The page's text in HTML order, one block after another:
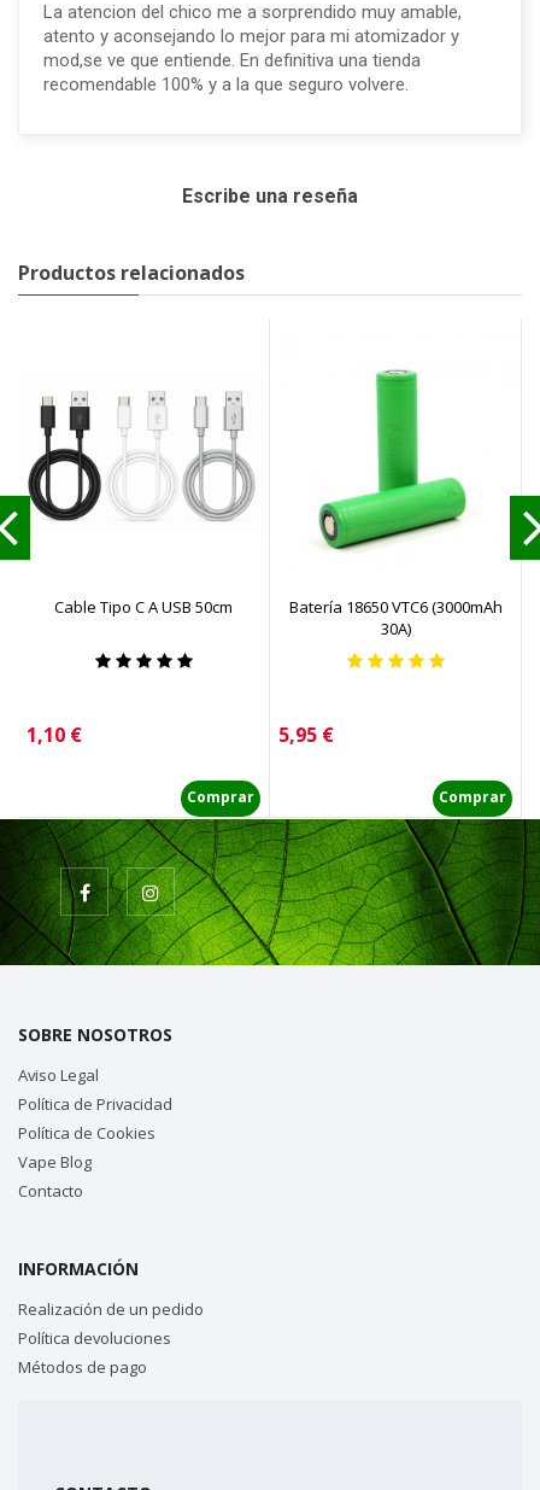
La atencion del chico me a sorprendido muy amable,
atento y aconsejando lo mejor para mi atomizador y
mod,se ve que entiende. En definitiva una tienda
recomendable 100% y a la que seguro volvere.
Escribe una reseña
Productos relacionados
Cable Tipo C A USB 50cm
Precio
1,10 €
Comprar
Batería 18650 VTC6 (3000mAh
30A)
Precio
5,95 €
Comprar
SOBRE NOSOTROS
Aviso Legal
Política de Privacidad
Política de Cookies
Vape Blog
Contacto
INFORMACIÓN
Realización de un pedido
Política devoluciones
Métodos de pago